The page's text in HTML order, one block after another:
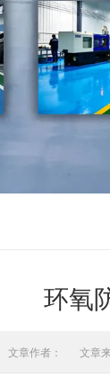
环氧
文章作者： 文章